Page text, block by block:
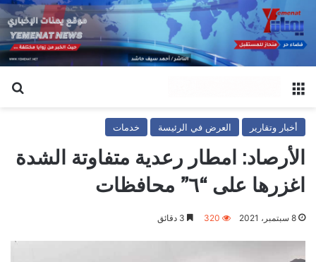
أخبار وتقارير العرض في الرئيسة خدمات
الأرصاد: امطار رعدية متفاوتة الشدة
اغزرها على “٦” محافظات
8 سبتمبر، 2021 320